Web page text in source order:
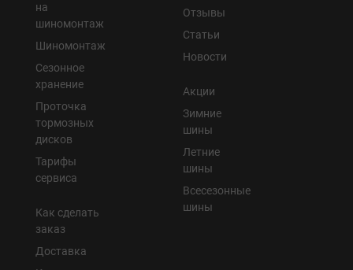
на
шиномонтаж
Шиномонтаж
Сезонное
хранение
Проточка
тормозных
дисков
Тарифы
сервиса
Как сделать
заказ
Доставка
Отзывы
Статьи
Новости
Акции
Зимние
шины
Летние
шины
Всесезонные
шины